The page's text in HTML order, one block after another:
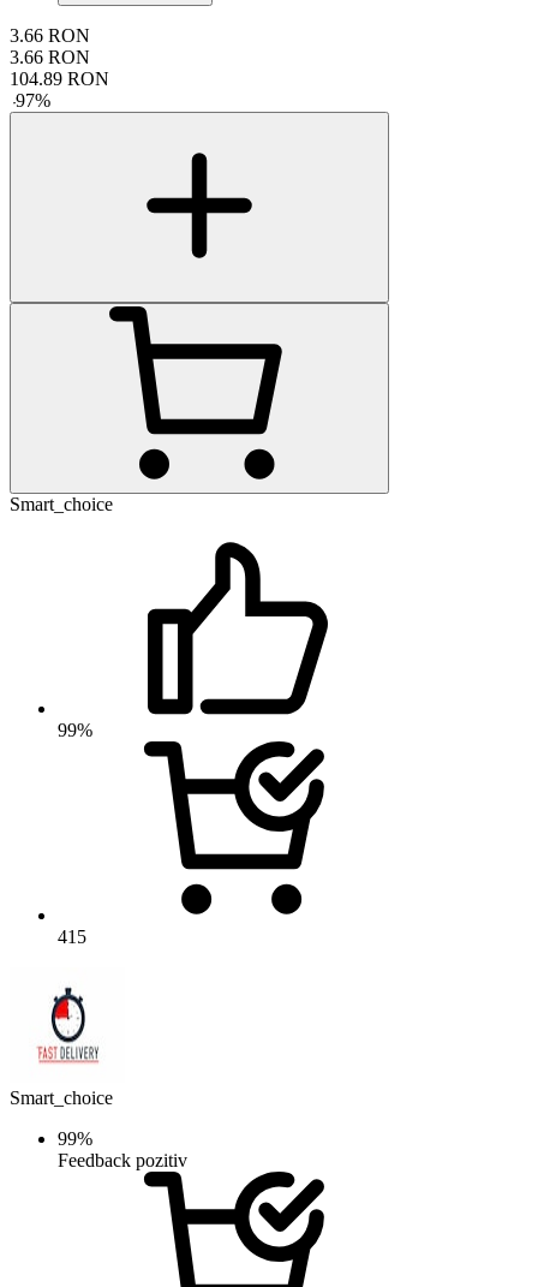
3.66 RON
3.66 RON
104.89 RON
-97%
Smart_choice
99%
415
Smart_choice
99%
Feedback pozitiv